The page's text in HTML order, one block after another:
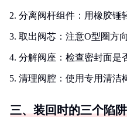
分离阀杆组件：用橡胶锤
取出阀芯：注意O型圈方
分解阀座：检查密封面是
清理阀腔：使用专用清洁
三、装回时的三个陷阱